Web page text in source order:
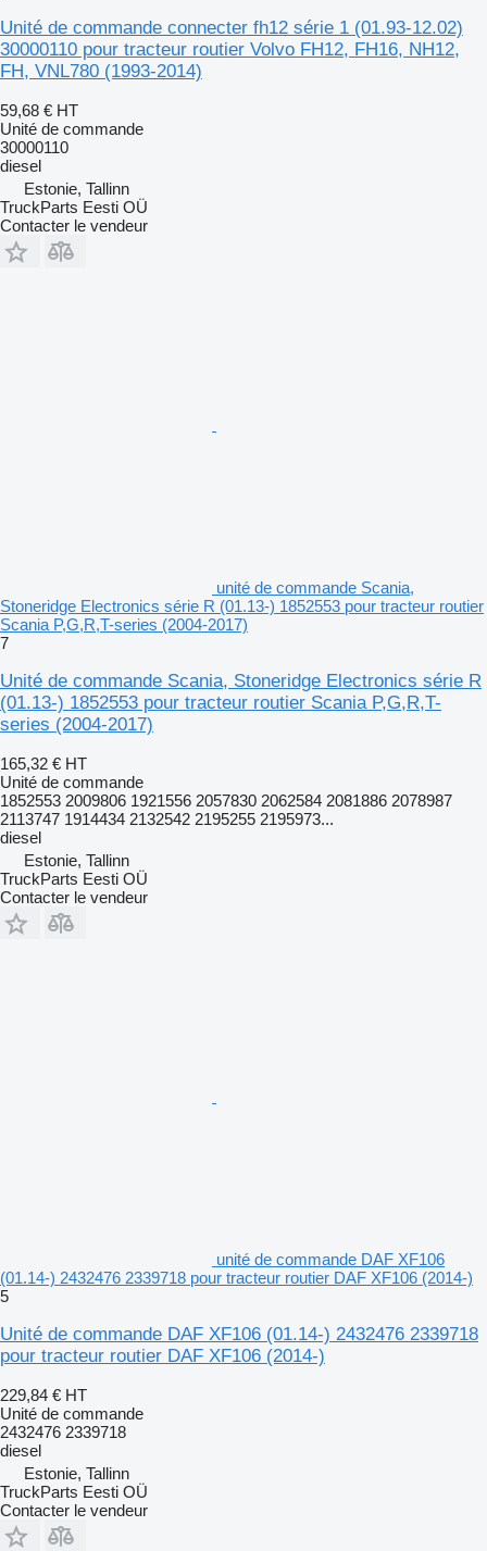
Unité de commande connecter fh12 série 1 (01.93-12.02)
30000110 pour tracteur routier Volvo FH12, FH16, NH12,
FH, VNL780 (1993-2014)
59,68 € HT
Unité de commande
30000110
diesel
Estonie, Tallinn
TruckParts Eesti OÜ
Contacter le vendeur
unité de commande Scania,
Stoneridge Electronics série R (01.13-) 1852553 pour tracteur routier
Scania P,G,R,T-series (2004-2017)
7
Unité de commande Scania, Stoneridge Electronics série R
(01.13-) 1852553 pour tracteur routier Scania P,G,R,T-
series (2004-2017)
165,32 € HT
Unité de commande
1852553 2009806 1921556 2057830 2062584 2081886 2078987
2113747 1914434 2132542 2195255 2195973...
diesel
Estonie, Tallinn
TruckParts Eesti OÜ
Contacter le vendeur
unité de commande DAF XF106
(01.14-) 2432476 2339718 pour tracteur routier DAF XF106 (2014-)
5
Unité de commande DAF XF106 (01.14-) 2432476 2339718
pour tracteur routier DAF XF106 (2014-)
229,84 € HT
Unité de commande
2432476 2339718
diesel
Estonie, Tallinn
TruckParts Eesti OÜ
Contacter le vendeur